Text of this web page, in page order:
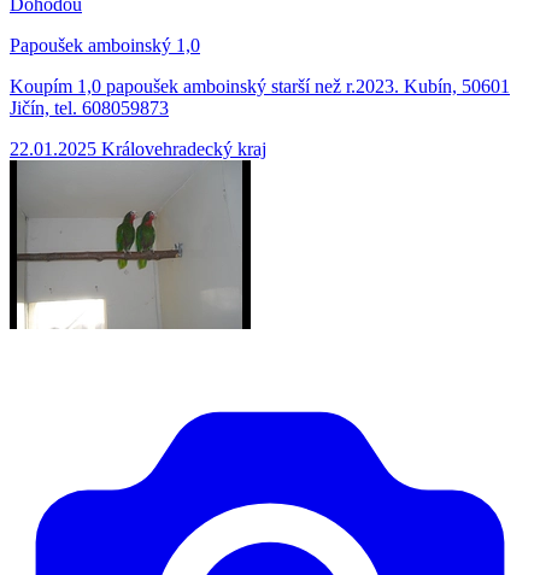
Papoušek amboinský 1,0
Koupím 1,0 papoušek amboinský starší než r.2023. Kubín, 50601
Jičín, tel. 608059873
22.01.2025 Královehradecký kraj